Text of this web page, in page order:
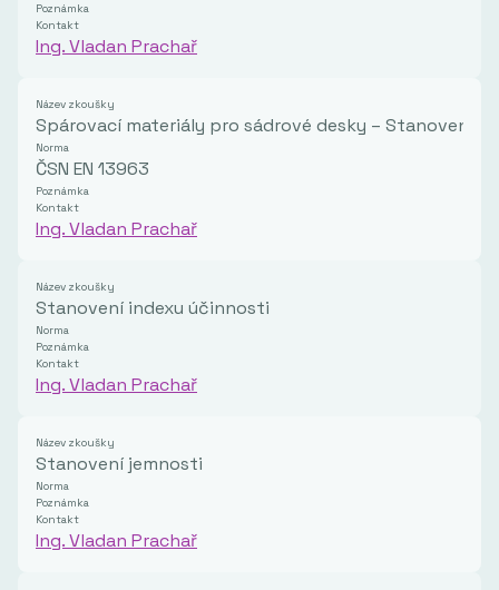
Poznámka
Kontakt
Ing. Vladan Prachař
Název zkoušky
Spárovací materiály pro sádrové desky – Stanovení
Norma
ČSN EN 13963
Poznámka
Kontakt
Ing. Vladan Prachař
Název zkoušky
Stanovení indexu účinnosti
Norma
Poznámka
Kontakt
Ing. Vladan Prachař
Název zkoušky
Stanovení jemnosti
Norma
Poznámka
Kontakt
Ing. Vladan Prachař